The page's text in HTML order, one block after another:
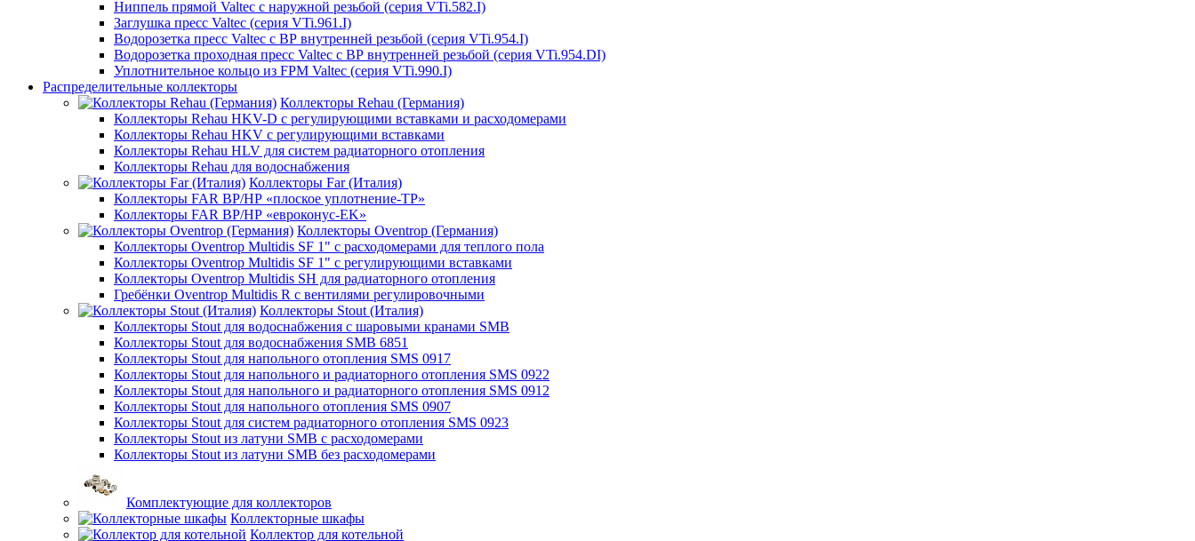
Ниппель прямой Valtec с наружной резьбой (серия VTi.582.I)
Заглушка пресс Valtec (серия VTi.961.I)
Водорозетка пресс Valtec с ВР внутренней резьбой (серия VTi.954.I)
Водорозетка проходная пресс Valtec с ВР внутренней резьбой (серия VTi.954.DI)
Уплотнительное кольцо из FPM Valtec (серия VTi.990.I)
Распределительные коллекторы
Коллекторы Rehau (Германия)
Коллекторы Rehau HKV-D с регулирующими вставками и расходомерами
Коллекторы Rehau HKV с регулирующими вставками
Коллекторы Rehau HLV для систем радиаторного отопления
Коллекторы Rehau для водоснабжения
Коллекторы Far (Италия)
Коллекторы FAR ВР/НР «плоское уплотнение-TP»
Коллекторы FAR ВР/НР «евроконус-EK»
Коллекторы Oventrop (Германия)
Коллекторы Oventrop Multidis SF 1" с расходомерами для теплого пола
Коллекторы Oventrop Multidis SF 1" с регулирующими вставками
Коллекторы Oventrop Multidis SH для радиаторного отопления
Гребёнки Oventrop Multidis R с вентилями регулировочными
Коллекторы Stout (Италия)
Коллекторы Stout для водоснабжения с шаровыми кранами SMB
Коллекторы Stout для водоснабжения SMB 6851
Коллекторы Stout для напольного отопления SMS 0917
Коллекторы Stout для напольного и радиаторного отопления SMS 0922
Коллекторы Stout для напольного и радиаторного отопления SMS 0912
Коллекторы Stout для напольного отопления SMS 0907
Коллекторы Stout для систем радиаторного отопления SMS 0923
Коллекторы Stout из латуни SMB с расходомерами
Коллекторы Stout из латуни SMB без расходомерами
Комплектующие для коллекторов
Коллекторные шкафы
Коллектор для котельной